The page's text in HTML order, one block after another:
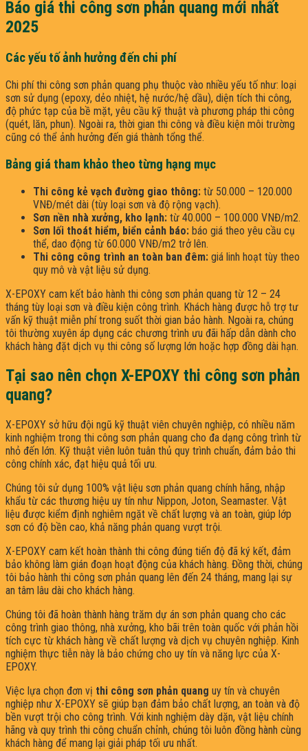
Báo giá thi công sơn phản quang mới nhất
2025
Các yếu tố ảnh hưởng đến chi phí
Chi phí thi công sơn phản quang phụ thuộc vào nhiều yếu tố như: loại
sơn sử dụng (epoxy, dẻo nhiệt, hệ nước/hệ dầu), diện tích thi công,
độ phức tạp của bề mặt, yêu cầu kỹ thuật và phương pháp thi công
(quét, lăn, phun). Ngoài ra, thời gian thi công và điều kiện môi trường
cũng có thể ảnh hưởng đến giá thành tổng thể.
Bảng giá tham khảo theo từng hạng mục
Thi công kẻ vạch đường giao thông: từ 50.000 – 120.000
VNĐ/mét dài (tùy loại sơn và độ rộng vạch).
Sơn nền nhà xưởng, kho lạnh: từ 40.000 – 100.000 VNĐ/m2.
Sơn lối thoát hiểm, biển cảnh báo: báo giá theo yêu cầu cụ
thể, dao động từ 60.000 VNĐ/m2 trở lên.
Thi công công trình an toàn ban đêm: giá linh hoạt tùy theo
quy mô và vật liệu sử dụng.
X-EPOXY cam kết bảo hành thi công sơn phản quang từ 12 – 24
tháng tùy loại sơn và điều kiện công trình. Khách hàng được hỗ trợ tư
vấn kỹ thuật miễn phí trong suốt thời gian bảo hành. Ngoài ra, chúng
tôi thường xuyên áp dụng các chương trình ưu đãi hấp dẫn dành cho
khách hàng đặt dịch vụ thi công số lượng lớn hoặc hợp đồng dài hạn.
Tại sao nên chọn X-EPOXY thi công sơn phản
quang?
X-EPOXY sở hữu đội ngũ kỹ thuật viên chuyên nghiệp, có nhiều năm
kinh nghiệm trong thi công sơn phản quang cho đa dạng công trình từ
nhỏ đến lớn. Kỹ thuật viên luôn tuân thủ quy trình chuẩn, đảm bảo thi
công chính xác, đạt hiệu quả tối ưu.
Chúng tôi sử dụng 100% vật liệu sơn phản quang chính hãng, nhập
khẩu từ các thương hiệu uy tín như Nippon, Joton, Seamaster. Vật
liệu được kiểm định nghiêm ngặt về chất lượng và an toàn, giúp lớp
sơn có độ bền cao, khả năng phản quang vượt trội.
X-EPOXY cam kết hoàn thành thi công đúng tiến độ đã ký kết, đảm
bảo không làm gián đoạn hoạt động của khách hàng. Đồng thời, chúng
tôi bảo hành thi công sơn phản quang lên đến 24 tháng, mang lại sự
an tâm lâu dài cho khách hàng.
Chúng tôi đã hoàn thành hàng trăm dự án sơn phản quang cho các
công trình giao thông, nhà xưởng, kho bãi trên toàn quốc với phản hồi
tích cực từ khách hàng về chất lượng và dịch vụ chuyên nghiệp. Kinh
nghiệm thực tiễn này là bảo chứng cho uy tín và năng lực của X-
EPOXY.
Việc lựa chọn đơn vị thi công sơn phản quang uy tín và chuyên
nghiệp như X-EPOXY sẽ giúp bạn đảm bảo chất lượng, an toàn và độ
bền vượt trội cho công trình. Với kinh nghiệm dày dặn, vật liệu chính
hãng và quy trình thi công chuẩn chỉnh, chúng tôi luôn đồng hành cùng
khách hàng để mang lại giải pháp tối ưu nhất.